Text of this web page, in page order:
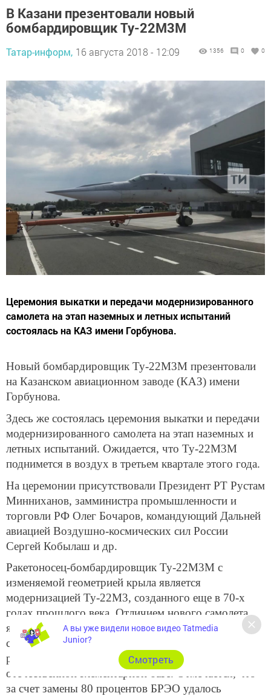
В Казани презентовали новый
бомбардировщик Ту-22М3М
Татар-информ, 16 августа 2018 - 12:09 1356 0 0
Церемония выкатки и передачи модернизированного
самолета на этап наземных и летных испытаний
состоялась на КАЗ имени Горбунова.
Новый бомбардировщик Ту-22М3М презентовали
на Казанском авиационном заводе (КАЗ) имени
Горбунова.
Здесь же состоялась церемония выкатки и передачи
модернизированного самолета на этап наземных и
летных испытаний. Ожидается, что Ту-22М3М
поднимется в воздух в третьем квартале этого года.
На церемонии присутствовали Президент РТ Рустам
Минниханов, замминистра промышленности и
торговли РФ Олег Бочаров, командующий Дальней
авиацией Воздушно-космических сил России
Сергей Кобылаш и др.
Ракетоносец-бомбардировщик Ту-22М3М с
изменяемой геометрией крыла является
модернизацией Ту-22М3, созданного еще в 70-х
годах прошлого века. Отличием нового самолета
является то, что на нем установлен комплекс
современного цифрового бортового
радиоэлектронного оборудования (БРЭО) на
отечественной элементарной базе. Отмечается, что
за счет замены 80 процентов БРЭО удалось
А вы уже видели новое видео Tatmedia
Junior?
Cмотреть